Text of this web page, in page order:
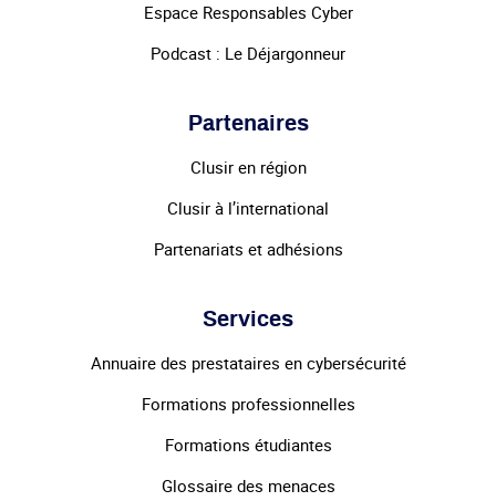
Espace Responsables Cyber
Podcast : Le Déjargonneur
Partenaires
Clusir en région
Clusir à l’international
Partenariats et adhésions
Services
Annuaire des prestataires en cybersécurité
Formations professionnelles
Formations étudiantes
Glossaire des menaces